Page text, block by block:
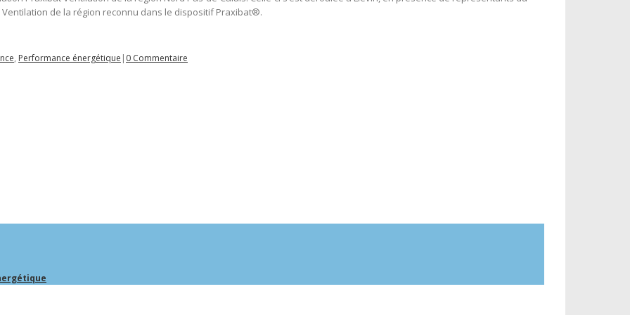
Ventilation de la région reconnu dans le dispositif Praxibat®.
, Performance énergétique | 0 Commentaire